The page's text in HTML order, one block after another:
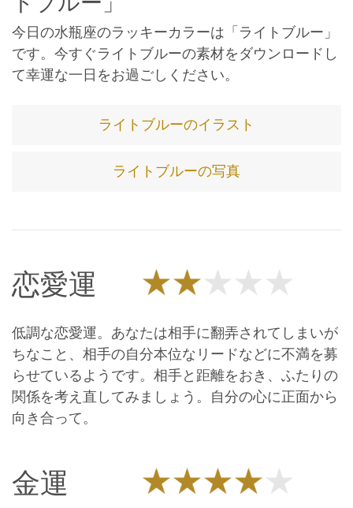
今日の水瓶座のラッキーカラーは「ライトブルー」
です。今すぐライトブルーの素材をダウンロードし
て幸運な一日をお過ごしください。
ライトブルーのイラスト
ライトブルーの写真
恋愛運
低調な恋愛運。あなたは相手に翻弄されてしまいが
ちなこと、相手の自分本位なリードなどに不満を募
らせているようです。相手と距離をおき、ふたりの
関係を考え直してみましょう。自分の心に正面から
向き合って。
金運